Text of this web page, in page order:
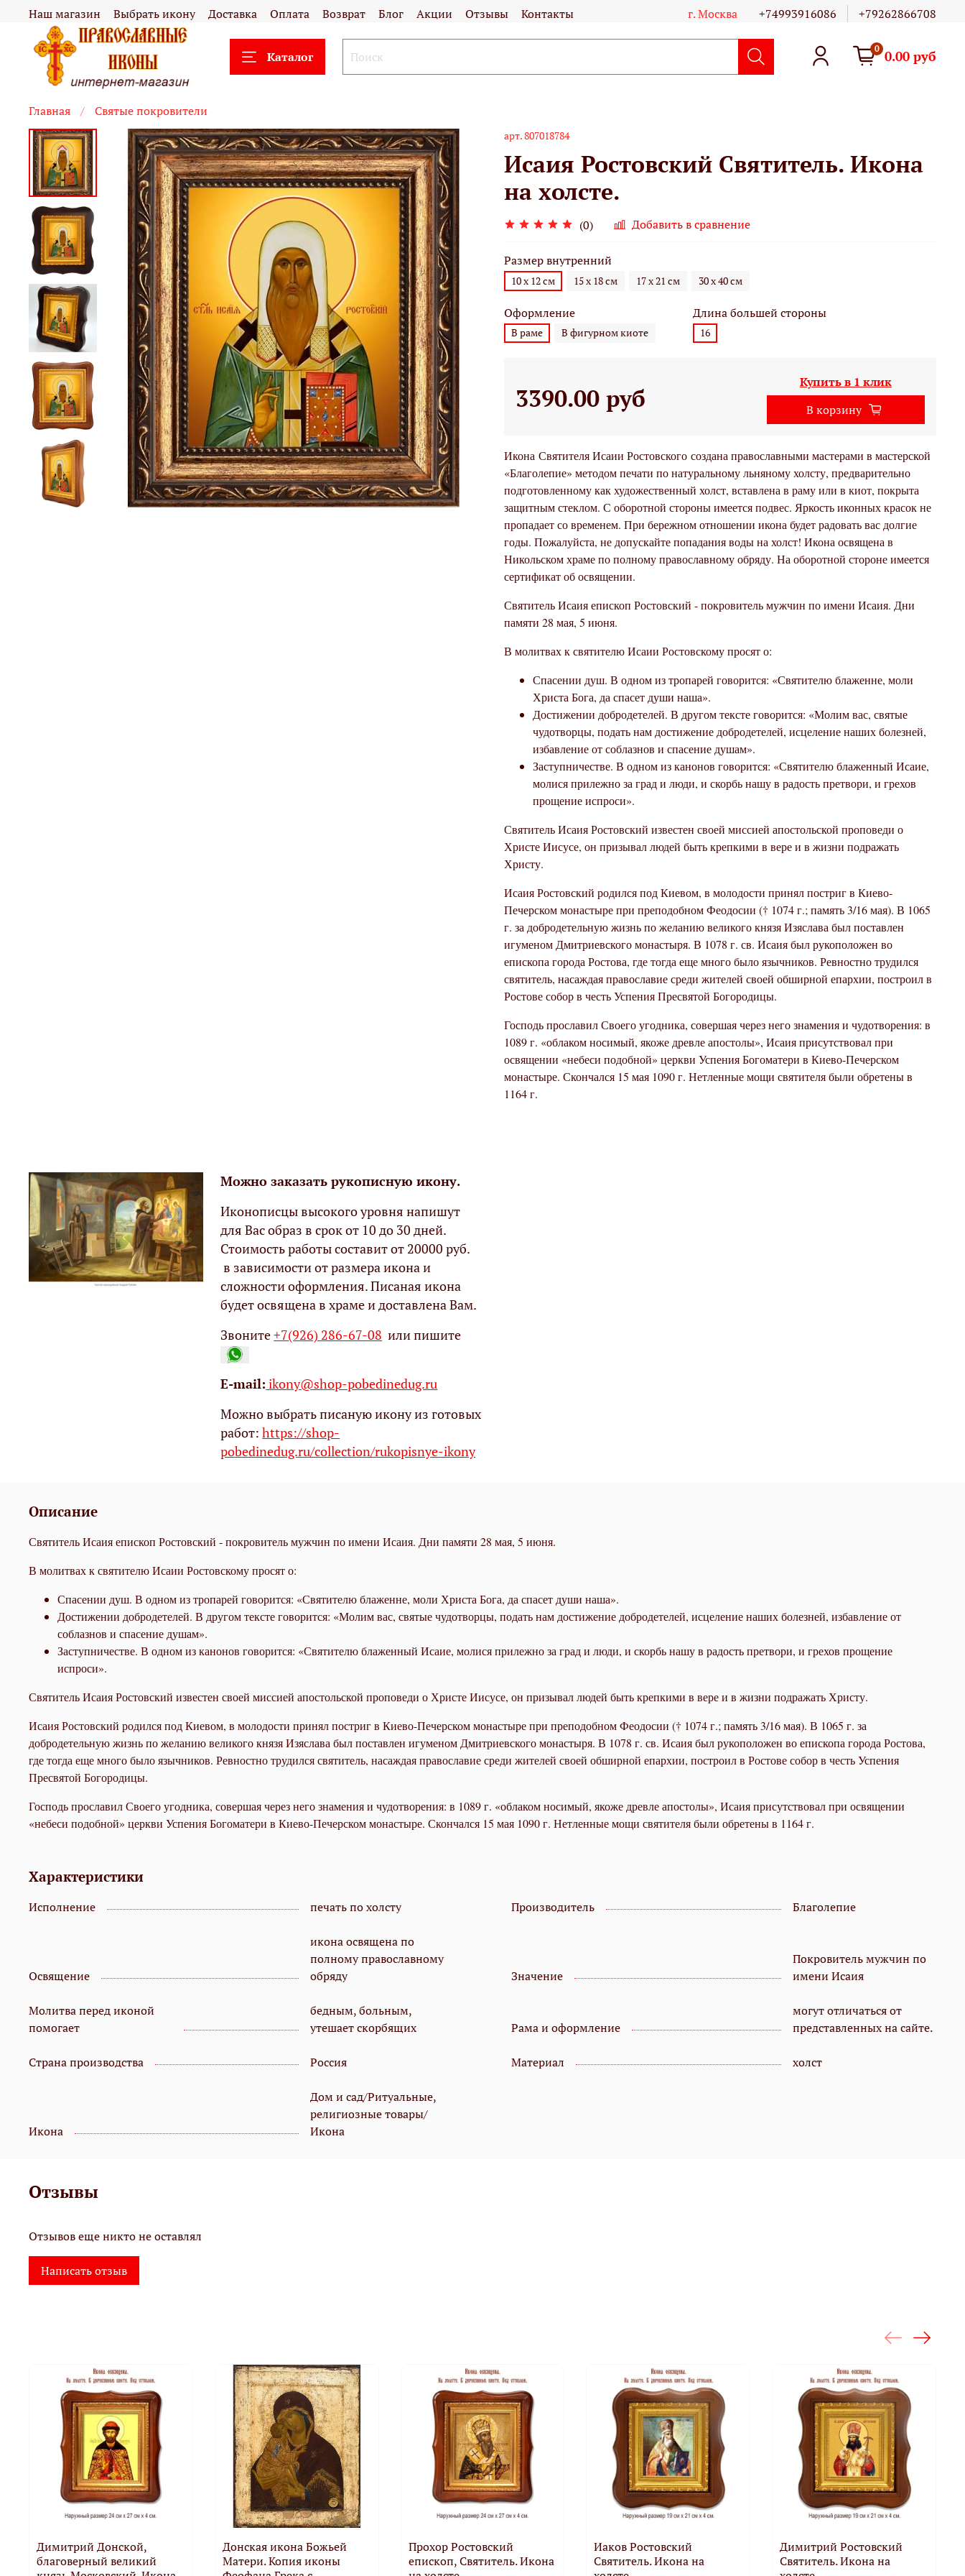
Наш магазин Выбрать икону Доставка Оплата Возврат Блог Акции Отзывы Контакты г. Москва +74993916086 +79262866708
Каталог
0 0.00 руб
Главная Святые покровители
арт.807018784
Исаия Ростовский Святитель. Икона
на холсте.
(0) Добавить в сравнение
Размер внутренний
10 х 12 см 15 х 18 см 17 х 21 см 30 х 40 см
Оформление
В раме В фигурном киоте
Длина большей стороны
16
3390.00 руб
Купить в 1 клик
В корзину
Икона Святителя Исаии Ростовского создана православными мастерами в мастерской
«Благолепие» методом печати по натуральному льняному холсту, предварительно
подготовленному как художественный холст, вставлена в раму или в киот, покрыта
защитным стеклом. С оборотной стороны имеется подвес. Яркость иконных красок не
пропадает со временем. При бережном отношении икона будет радовать вас долгие
годы. Пожалуйста, не допускайте попадания воды на холст! Икона освящена в
Никольском храме по полному православному обряду. На оборотной стороне имеется
сертификат об освящении.
Святитель Исаия епископ Ростовский - покровитель мужчин по имени Исаия. Дни
памяти 28 мая, 5 июня.
В молитвах к святителю Исаии Ростовскому просят о:
Спасении душ. В одном из тропарей говорится: «Святителю блаженне, моли
Христа Бога, да спасет души наша».
Достижении добродетелей. В другом тексте говорится: «Молим вас, святые
чудотворцы, подать нам достижение добродетелей, исцеление наших болезней,
избавление от соблазнов и спасение душам».
Заступничестве. В одном из канонов говорится: «Святителю блаженный Исаие,
молися прилежно за град и люди, и скорбь нашу в радость претвори, и грехов
прощение испроси».
Святитель Исаия Ростовский известен своей миссией апостольской проповеди о
Христе Иисусе, он призывал людей быть крепкими в вере и в жизни подражать
Христу.
Исаия Ростовский родился под Киевом, в молодости принял постриг в Киево-
Печерском монастыре при преподобном Феодосии († 1074 г.; память 3/16 мая). В 1065
г. за добродетельную жизнь по желанию великого князя Изяслава был поставлен
игуменом Дмитриевского монастыря. В 1078 г. св. Исаия был рукоположен во
епископа города Ростова, где тогда еще много было язычников. Ревностно трудился
святитель, насаждая православие среди жителей своей обширной епархии, построил в
Ростове собор в честь Успения Пресвятой Богородицы.
Господь прославил Своего угодника, совершая через него знамения и чудотворения: в
1089 г. «облаком носимый, якоже древле апостолы», Исаия присутствовал при
освящении «небеси подобной» церкви Успения Богоматери в Киево-Печерском
монастыре. Скончался 15 мая 1090 г. Нетленные мощи святителя были обретены в
1164 г.
Можно заказать рукописную икону.
Иконописцы высокого уровня напишут
для Вас образ в срок от 10 до 30 дней.
Стоимость работы составит от 20000 руб.
в зависимости от размера икона и
сложности оформления. Писаная икона
будет освящена в храме и доставлена Вам.
Звоните+7(926) 286-67-08 или пишите
Е-mail: ikony@shop-pobedinedug.ru
Можно выбрать писаную икону из готовых
работ:https://shop-
pobedinedug.ru/collection/rukopisnye-ikony
Описание
Святитель Исаия епископ Ростовский - покровитель мужчин по имени Исаия. Дни памяти 28 мая, 5 июня.
В молитвах к святителю Исаии Ростовскому просят о:
Спасении душ. В одном из тропарей говорится: «Святителю блаженне, моли Христа Бога, да спасет души наша».
Достижении добродетелей. В другом тексте говорится: «Молим вас, святые чудотворцы, подать нам достижение добродетелей, исцеление наших болезней, избавление от
соблазнов и спасение душам».
Заступничестве. В одном из канонов говорится: «Святителю блаженный Исаие, молися прилежно за град и люди, и скорбь нашу в радость претвори, и грехов прощение
испроси».
Святитель Исаия Ростовский известен своей миссией апостольской проповеди о Христе Иисусе, он призывал людей быть крепкими в вере и в жизни подражать Христу.
Исаия Ростовский родился под Киевом, в молодости принял постриг в Киево-Печерском монастыре при преподобном Феодосии († 1074 г.; память 3/16 мая). В 1065 г. за
добродетельную жизнь по желанию великого князя Изяслава был поставлен игуменом Дмитриевского монастыря. В 1078 г. св. Исаия был рукоположен во епископа города Ростова,
где тогда еще много было язычников. Ревностно трудилсясвятитель, насаждая православие среди жителей своей обширной епархии, построил в Ростове собор в честь Успения
Пресвятой Богородицы.
Господь прославил Своего угодника, совершая через него знамения и чудотворения: в 1089 г. «облаком носимый, якоже древле апостолы», Исаия присутствовал при освящении
«небеси подобной» церкви Успения Богоматери в Киево-Печерском монастыре. Скончался 15 мая 1090 г. Нетленные мощи святителя были обретены в 1164 г.
Характеристики
Исполнение печать по холсту Производитель Благолепие
Освящение
икона освящена по
полному православному
обряду
Значение
Покровитель мужчин по
имени Исаия
Молитва перед иконой
помогает
бедным, больным,
утешает скорбящих
Рама и оформление
могут отличаться от
представленных на сайте.
Страна производства Россия Материал холст
Икона
Дом и сад/Ритуальные,
религиозные товары/
Икона
Отзывы
Отзывов еще никто не оставлял
Написать отзыв
Димитрий Донской,
благоверный великий
Донская икона Божьей
Матери. Копия иконы
Прохор Ростовский
епископ, Святитель. Икона
Иаков Ростовский
Святитель. Икона на
Димитрий Ростовский
Святитель. Икона на